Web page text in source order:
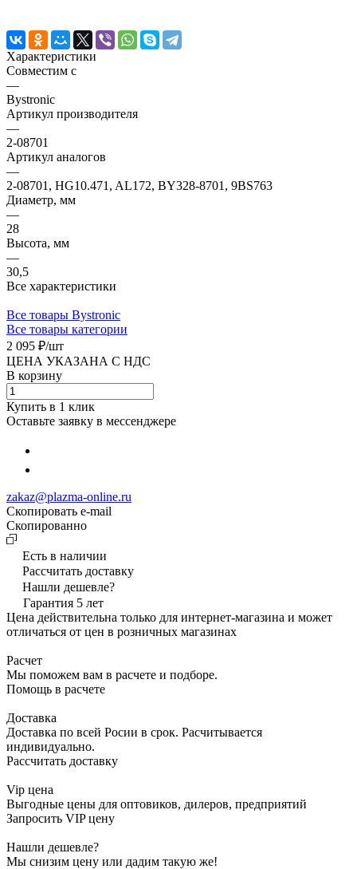
Характеристики
Совместим с
—
Bystronic
Артикул производителя
—
2-08701
Артикул аналогов
—
2-08701, HG10.471, AL172, BY328-8701, 9BS763
Диаметр, мм
—
28
Высота, мм
—
30,5
Все характеристики
Все товары Bystronic
Все товары категории
2 095 ₽/шт
ЦЕНА УКАЗАНА С НДС
В корзину
Купить в 1 клик
Оставьте заявку в мессенджере
zakaz@plazma-online.ru
Скопировать e-mail
Cкопированно
Есть в наличии
Рассчитать доставку
Нашли дешевле?
Гарантия 5 лет
Цена действительна только для интернет-магазина и может
отличаться от цен в розничных магазинах
Расчет
Мы поможем вам в расчете и подборе.
Помощь в расчете
Доставка
Доставка по всей Росии в срок. Расчитывается
индивидуально.
Рассчитать доставку
Vip цена
Выгодные цены для оптовиков, дилеров, предприятий
Запросить VIP цену
Нашли дешевле?
Мы снизим цену или дадим такую же!